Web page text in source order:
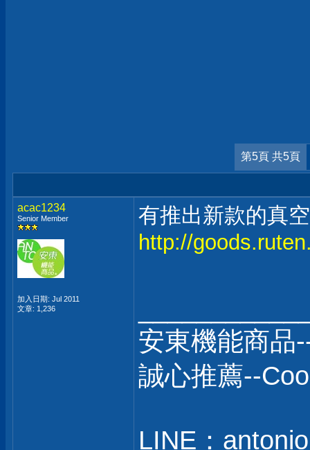
第5頁 共5頁
acac1234
Senior Member
加入日期: Jul 2011
文章: 1,236
有推出新款的真
http://
安東機能商品
誠心推薦--
LINE：